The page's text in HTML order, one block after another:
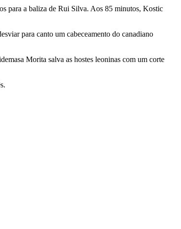
para a baliza de Rui Silva. Aos 85 minutos, Kostic
para canto um cabeceamento do canadiano
Morita salva as hostes leoninas com um corte